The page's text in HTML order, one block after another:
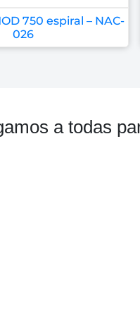
750 espiral – NAC-
026
a todas